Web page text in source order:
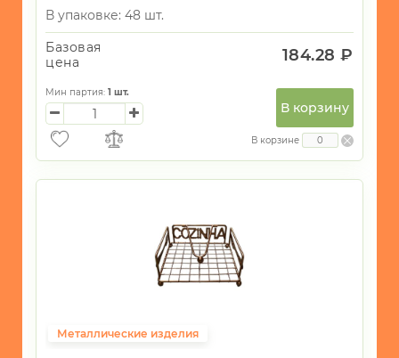
В упаковке: 48 шт.
Базовая
цена
184.28 ₽
Мин партия: 1 шт.
В корзину
В корзине
Металлические изделия